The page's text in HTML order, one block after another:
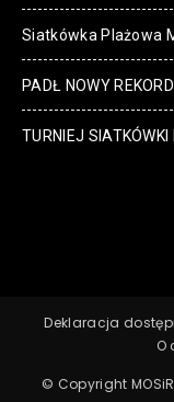
Siatkówka Plażowa
PADŁ NOWY
TURNIEJ
Deklaracja
O
© Copyright